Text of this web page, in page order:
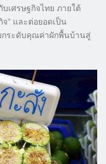
เศรษฐกิจไทย ภายใต้
” และต่อยอดเป็น
กระดับคุณค่าผักพื้นบ้านสู่